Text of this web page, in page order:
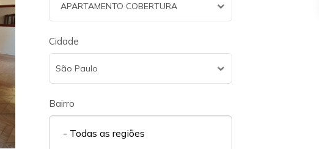
APARTAMENTO COBERTURA
Cidade
São Paulo
Bairro
- Todas as regiões